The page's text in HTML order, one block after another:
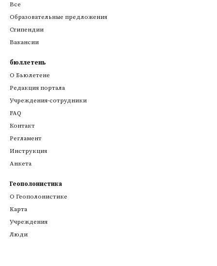
Все
Образовательные предложения
Стипендии
Вакансии
бюллетень
О Бьюлетене
Редакция портала
Учреждения-сотрудники
FAQ
Контакт
Регламент
Инструкция
Анкета
Геополонистика
О Геополонистике
Kарта
Учреждения
Люди